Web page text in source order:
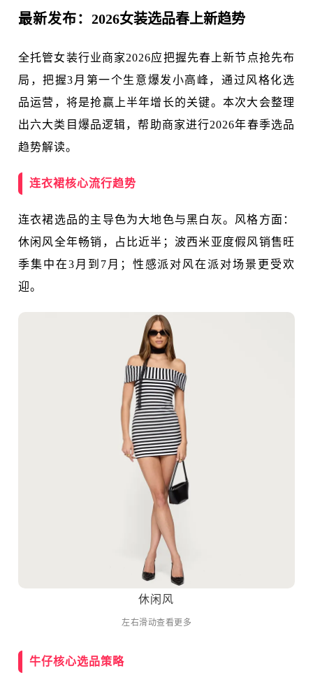
最新发布： 2026女装选品春上新趋势
全托管女装行业商家2026应把握先春上新节点抢先布
局，把握3月第一个生意爆发小高峰，通过风格化选
品运营，将是抢赢上半年增长的关键。本次大会整理
出六大类目爆品逻辑，帮助商家进行2026年春季选品
趋势解读。
连衣裙核心流行趋势
连衣裙选品的主导色为大地色与黑白灰。风格方面：
休闲风全年畅销，占比近半；波西米亚度假风销售旺
季集中在3月到7月；性感派对风在派对场景更受欢
迎。
休闲风
左右滑动查看更多
牛仔核心选品策略